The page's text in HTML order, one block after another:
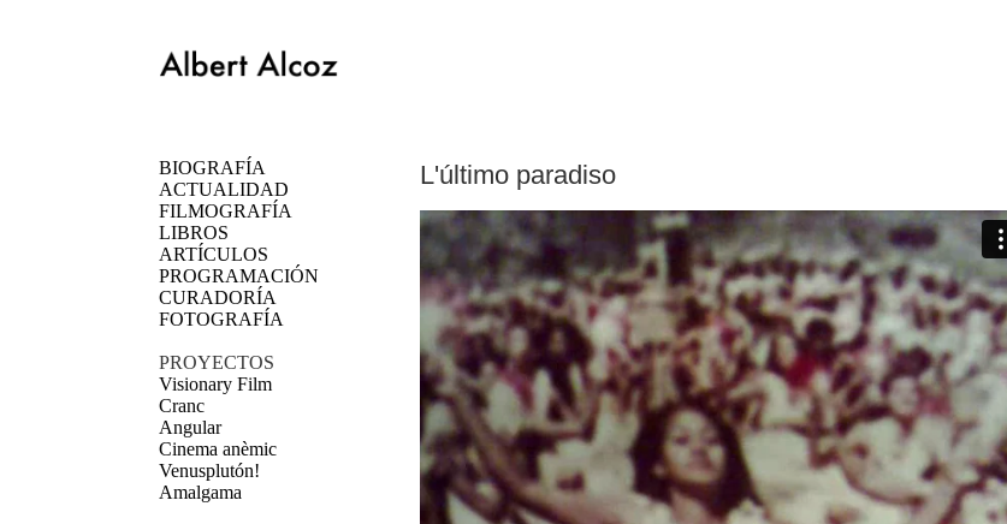
L'último paradiso
BIOGRAFÍA
ACTUALIDAD
FILMOGRAFÍA
LIBROS
ARTÍCULOS
PROGRAMACIÓN
CURADORÍA
FOTOGRAFÍA
PROYECTOS
Visionary Film
Cranc
Angular
Cinema anèmic
Venusplutón!
Amalgama